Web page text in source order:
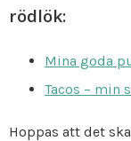
rödlök:
Mina goda
Tacos – min
Hoppas att det